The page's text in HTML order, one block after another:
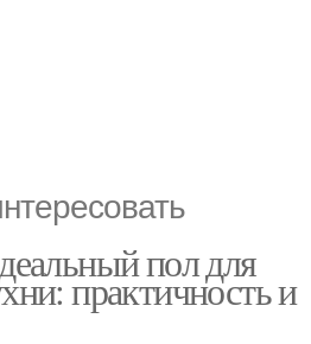
пол для
практичность и